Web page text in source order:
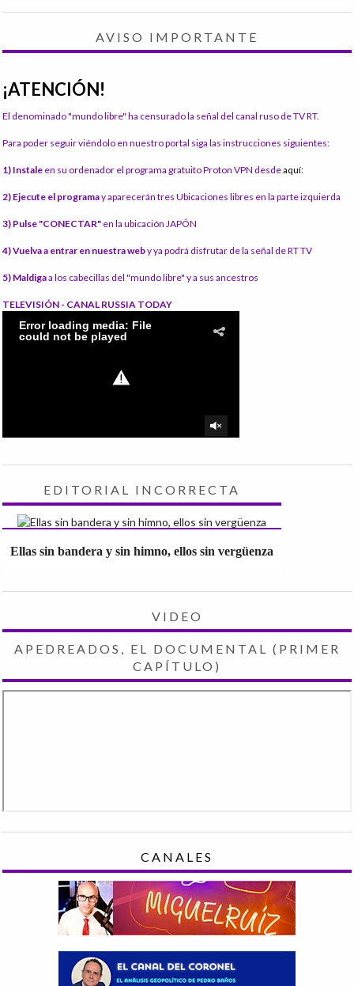
AVISO IMPORTANTE
¡ATENCIÓN!
El denominado "mundo libre" ha censurado la señal del canal ruso de TV RT.
Para poder seguir viéndolo en nuestro portal siga las instrucciones siguientes:
1) Instale en su ordenador el programa gratuito Proton VPN desdeaquí:
2) Ejecute el programay aparecerán tres Ubicaciones libres en la parte izquierda
3) Pulse "CONECTAR" en la ubicación JAPÓN
4) Vuelva a entrar en nuestra weby ya podrá disfrutar de la señal de RT TV
5) Maldigaa los cabecillas del "mundo libre" y a sus ancestros
TELEVISIÓN - CANAL RUSSIA TODAY
EDITORIAL INCORRECTA
Ellas sin bandera y sin himno, ellos sin vergüenza
VIDEO
APEDREADOS, EL DOCUMENTAL (PRIMER
CAPÍTULO)
CANALES